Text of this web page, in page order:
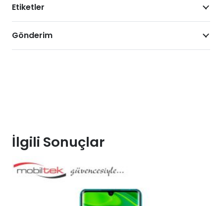
Onarımı
Fiyatları
adet
Etiketler
Gönderim
İlgili Sonuçlar